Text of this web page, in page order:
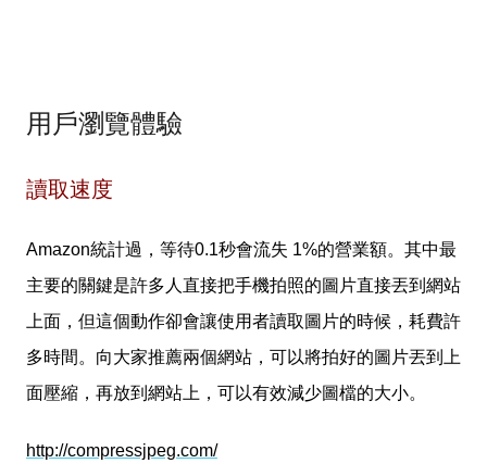
用戶瀏覽體驗
讀取速度
Amazon統計過，等待0.1秒會流失 1%的營業額。 其中最
主要的關鍵是許多人直接把手機拍照的圖片直接丟到網站
上面，但這個動作卻會讓使用者讀取圖片的時候，耗費許
多時間。向大家推薦兩個網站，可以將拍好的圖片丟到上
面壓縮，再放到網站上，可以有效減少圖檔的大小。
http://compressjpeg.com/